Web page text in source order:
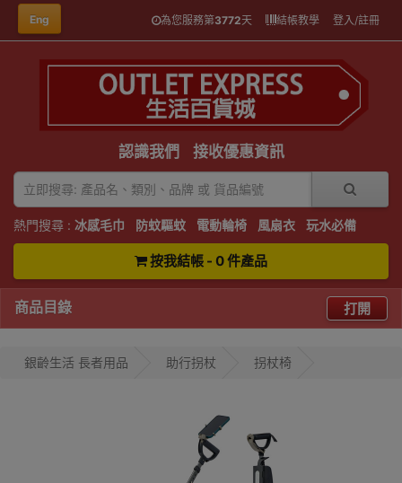
Eng 為您服務第3772天 結帳教學 登入/註冊
認識我們 接收優惠資訊
熱門搜尋 : 冰感毛巾 防蚊驅蚊 電動輪椅 風扇衣 玩水必備
按我結帳 - 0 件產品
商品目錄 打開
銀齡生活 長者用品 助行拐杖 拐杖椅